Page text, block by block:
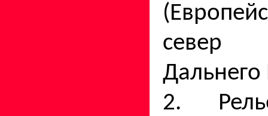
Дальнего
2.